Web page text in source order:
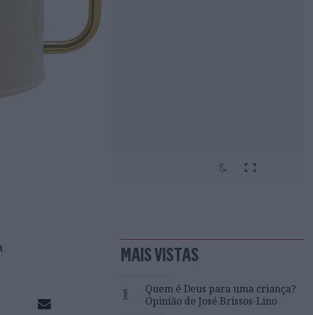
MAIS VISTAS
1
Quem é Deus para uma criança?
Opinião de José Brissos-Lino